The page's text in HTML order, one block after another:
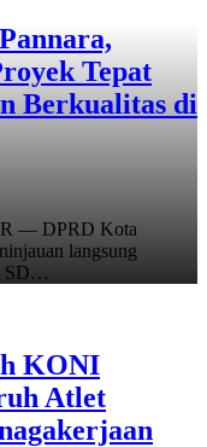
Tepat
Berkualitas di
— DPRD Kota
langsung
SD…
KONI
Atlet